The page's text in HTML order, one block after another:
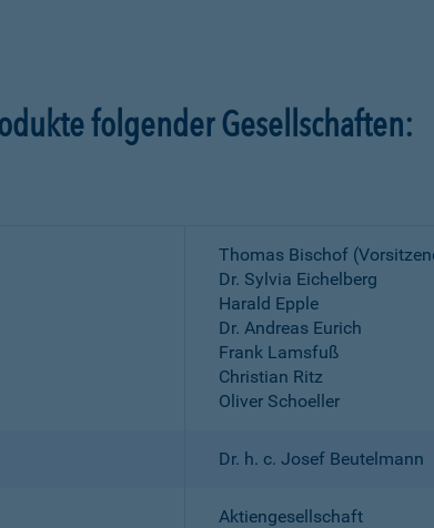
folgender Gesellschaften:
Thomas Bischof
Dr. Sylvia Eichelberg
Harald Epple
Dr. Andreas Eurich
Frank Lamsfuß
Christian Ritz
Oliver Schoeller
Dr. h. c. Josef Beutelmann
Aktiengesellschaft